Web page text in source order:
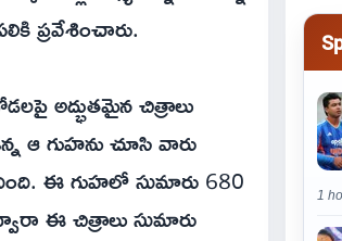
ప్రవేశించారు.
అద్భుతమైన చిత్రాలు
ఆ గుహను చూసి వారు
ఈ గుహలో సుమారు 680
ఈ చిత్రాలు సుమారు
1